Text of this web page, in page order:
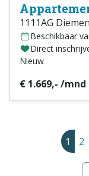
1111AG Diemen
Beschikbaar
Direct
Nieuw
€ 1.669,- /mnd
1 2